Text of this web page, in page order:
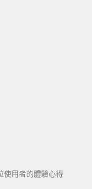
使用者的體驗心得